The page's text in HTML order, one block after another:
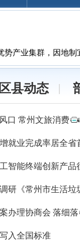
势产业集群，因地制
区县动态
口 常州文旅消费
就业完成率居全省
智能终端创新产品
研《常州市生活垃
办理协商会 落细落
入全国标准